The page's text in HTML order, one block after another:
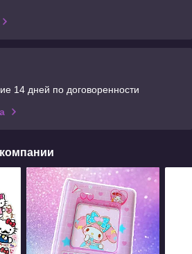
14 дней по договоренности